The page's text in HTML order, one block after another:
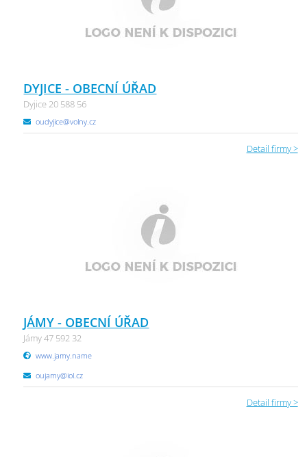
DYJICE - OBECNÍ ÚŘAD
Dyjice 20 588 56
oudyjice@volny.cz
Detail firmy >
JÁMY - OBECNÍ ÚŘAD
Jámy 47 592 32
www.jamy.name
oujamy@iol.cz
Detail firmy >